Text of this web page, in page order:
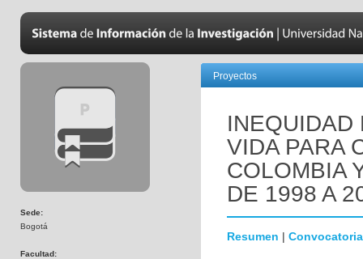
Sede:
Bogotá
Facultad:
Proyectos
INEQUIDAD
VIDA PARA
COLOMBIA
DE 1998 A
Resumen | Convocatoria